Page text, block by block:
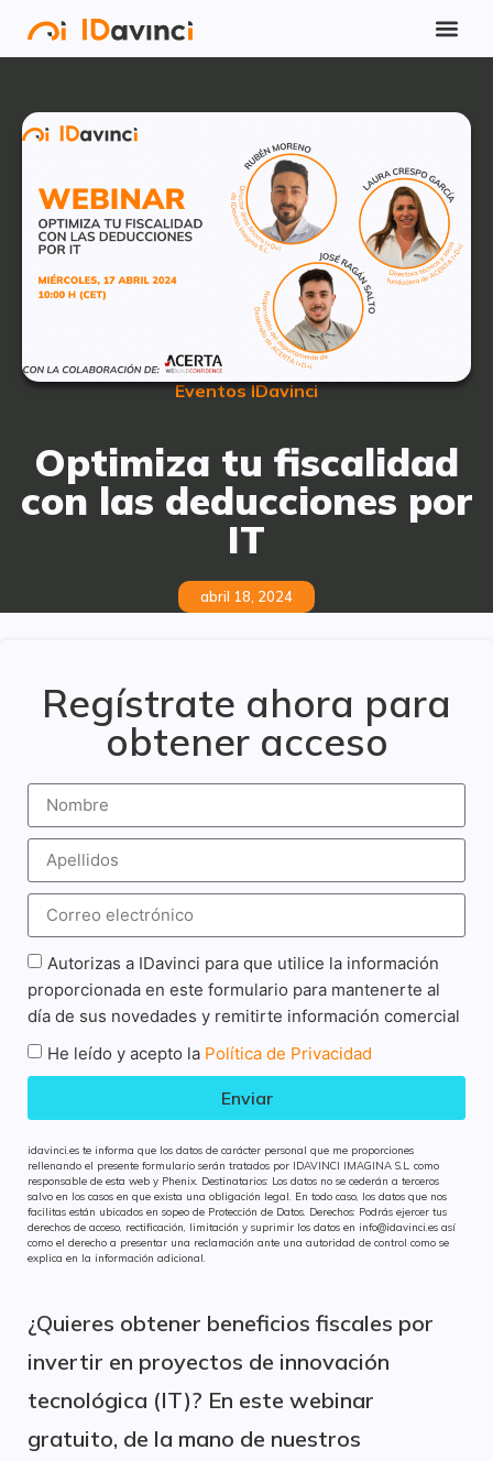
Eventos IDavinci
Optimiza tu fiscalidad
con las deducciones por
IT
abril 18, 2024
¿Quieres obtener beneficios fiscales por
invertir en proyectos de innovación
tecnológica (IT)? En este webinar
gratuito, de la mano de nuestros
Regístrate ahora para
obtener acceso
Autorizas a IDavinci para que utilice la información
proporcionada en este formulario para mantenerte al
día de sus novedades y remitirte información comercial
He leído y acepto la Política de Privacidad
Enviar
idavinci.es te informa que los datos de carácter personal que me proporciones
rellenando el presente formulario serán tratados por IDAVINCI IMAGINA S.L. como
responsable de esta web y Phenix. Destinatarios: Los datos no se cederán a terceros
salvo en los casos en que exista una obligación legal. En todo caso, los datos que nos
facilitas están ubicados en sopeo de Protección de Datos. Derechos: Podrás ejercer tus
derechos de acceso, rectificación, limitación y suprimir los datos en info@idavinci.es así
como el derecho a presentar una reclamación ante una autoridad de control como se
explica en la información adicional.